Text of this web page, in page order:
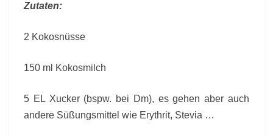
Zutaten:
2 Kokosnüsse
150 ml Kokosmilch
5 EL Xucker (bspw. bei Dm), es gehen aber auch
andere Süßungsmittel wie Erythrit, Stevia …